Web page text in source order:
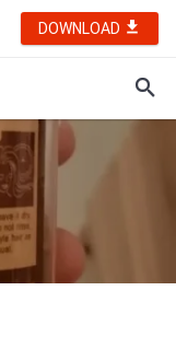
DOWNLOAD